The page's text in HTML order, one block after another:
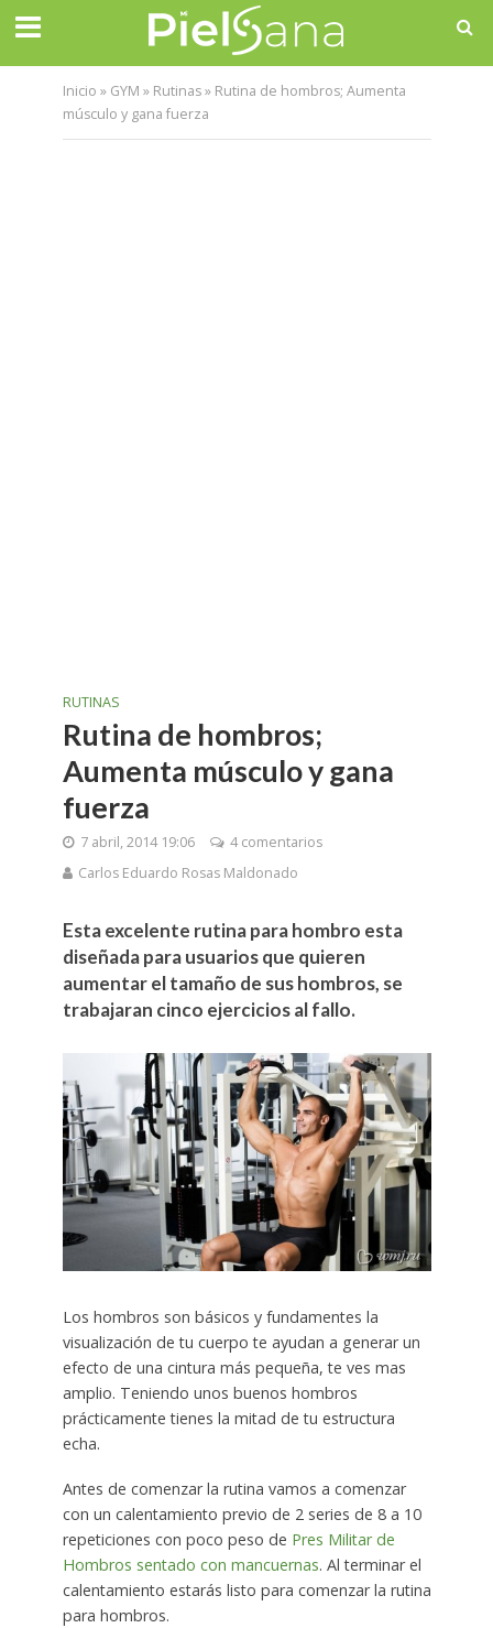
Inicio » GYM » Rutinas» Rutina de hombros; Aumenta
músculo y gana fuerza
RUTINAS
Rutina de hombros;
Aumenta músculo y gana
fuerza
7 abril, 2014 19:06
4 comentarios
Carlos Eduardo Rosas Maldonado
Esta excelente rutina para hombro esta
diseñada para usuarios que quieren
aumentar el tamaño de sus hombros, se
trabajaran cinco ejercicios al fallo.
Los hombros son básicos y fundamentes la
visualización de tu cuerpo te ayudan a generar un
efecto de una cintura más pequeña, te ves mas
amplio. Teniendo unos buenos hombros
prácticamente tienes la mitad de tu estructura
echa.
Antes de comenzar la rutina vamos a comenzar
con un calentamiento previo de 2 series de 8 a 10
repeticiones con poco peso de Pres Militar de
Hombros sentado con mancuernas. Al terminar el
calentamiento estarás listo para comenzar la rutina
para hombros.